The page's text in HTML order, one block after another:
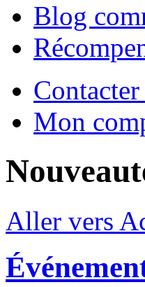
Blog
Mon
Aller vers